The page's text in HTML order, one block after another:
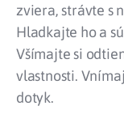
zviera, strávte s
Hladkajte ho a
Všímajte si
vlastnosti.
dotyk.